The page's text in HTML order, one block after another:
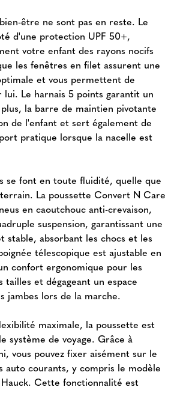
être ne sont pas en reste. Le
d'une protection UPF 50+,
votre enfant des rayons nocifs
les fenêtres en filet assurent une
et vous permettent de
Le harnais 5 points garantit un
la barre de maintien pivotante
de l'enfant et sert également de
pratique lorsque la nacelle est
se font en toute fluidité, quelle que
La poussette Convert N Care
en caoutchouc anti-crevaison,
suspension, garantissant une
stable, absorbant les chocs et les
télescopique est ajustable en
confort ergonomique pour les
tailles et dégageant un espace
jambes lors de la marche.
maximale, la poussette est
système de voyage. Grâce à
vous pouvez fixer aisément sur le
auto courants, y compris le modèle
Cette fonctionnalité est